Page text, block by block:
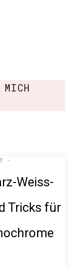
-
Weiss-
Tricks für